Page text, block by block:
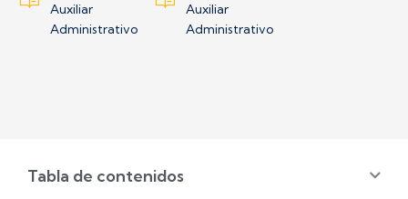
Auxiliar
Administrativo
Auxiliar
Administrativo
Tabla de contenidos